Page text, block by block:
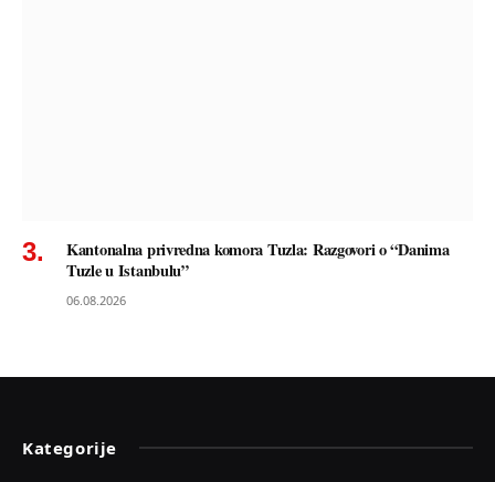
Kantonalna privredna komora Tuzla: Razgovori o “Danima
Tuzle u Istanbulu”
06.08.2026
Kategorije